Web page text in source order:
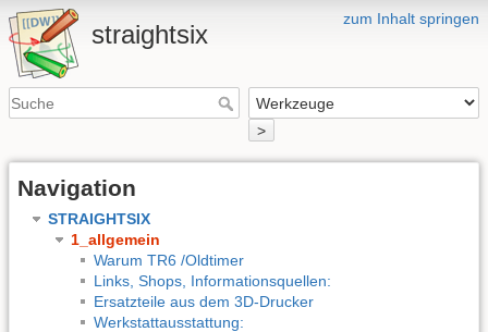
zum Inhalt springen
straightsix
>
Navigation
STRAIGHTSIX
1_allgemein
Warum TR6 /Oldtimer
Links, Shops, Informationsquellen:
Ersatzteile aus dem 3D-Drucker
Werkstattausstattung: